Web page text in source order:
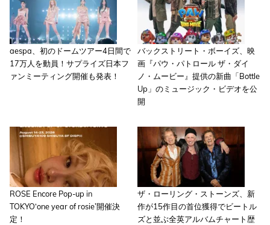
aespa、初のドームツアー4日間で
17万人を動員！サプライズ日本フ
ァンミーティング開催も発表！
バックストリート・ボーイズ、映
画『パウ・パトロール ザ・ダイ
ノ・ムービー』提供の新曲「Bottle
Up」のミュージック・ビデオを公
開
ROSE Encore Pop-up in
TOKYO‘one year of rosie’開催決
定！
ザ・ローリング・ストーンズ、新
作が15作目の首位獲得でビートル
ズと並ぶ全英アルバムチャート歴